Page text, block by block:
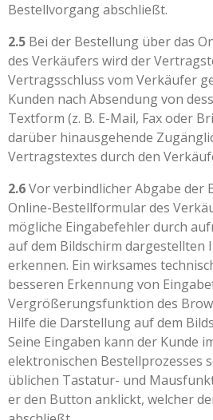
Bestellvorgang abschließt.
2.5 Bei der Bestellung über das
des Verkäufers wird der
Vertragsschluss vom Verkäufer
Kunden nach Absendung von
Textform (z. B. E-Mail, Fax oder
darüber hinausgehende
Vertragstextes durch den
2.6Vor verbindlicher Abgabe der
Online-Bestellformular des
mögliche Eingabefehler durch
auf dem Bildschirm dargestellten
erkennen. Ein wirksames
besseren Erkennung von
Vergrößerungsfunktion des
Hilfe die Darstellung auf dem
Seine Eingaben kann der Kunde
elektronischen Bestellprozesses
üblichen Tastatur- und
er den Button anklickt, welcher